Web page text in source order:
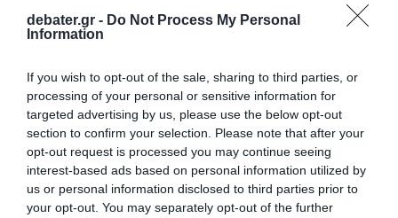
debater.gr - Do Not Process My Personal
Information
If you wish to opt-out of the sale, sharing to third parties, or
processing of your personal or sensitive information for
targeted advertising by us, please use the below opt-out
section to confirm your selection. Please note that after your
opt-out request is processed you may continue seeing
interest-based ads based on personal information utilized by
us or personal information disclosed to third parties prior to
your opt-out. You may separately opt-out of the further
ΜΕΤΑΓΡΑΦΕΣ ΜΠΑΣΚΕΤ ΠΑΝΑΘΗΝΑΙΚΟΣ